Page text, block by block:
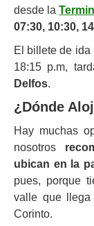
desde la
07:30, 10:30,
El billete de ida
18:15 p.m,
Delfos.
¿Dónde
Hay muchas
nosotros
ubican en la
pues, porque
valle que
Corinto.